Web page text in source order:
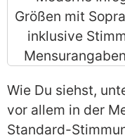
Wie Du siehst,
vor allem in der
Standard-